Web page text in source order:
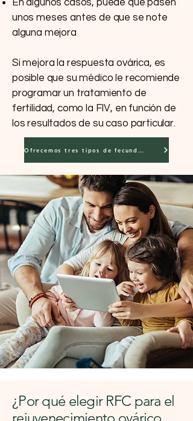
En algunos casos, puede que pasen
unos meses antes de que se note
alguna mejora
Si mejora la respuesta ovárica, es
posible que su médico le recomiende
programar un tratamiento de
fertilidad, como la FIV, en función de
los resultados de su caso particular.
Ofrecemos tres tipos de fecundación in vitro
¿Por qué elegir RFC para el